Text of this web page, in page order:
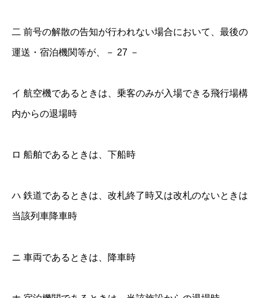
二 前号の解散の告知が行われない場合において、最後の
運送・宿泊機関等が、－ 27 －
イ 航空機であるときは、乗客のみが入場できる飛行場構
内からの退場時
ロ 船舶であるときは、下船時
ハ 鉄道であるときは、改札終了時又は改札のないときは
当該列車降車時
ニ 車両であるときは、降車時